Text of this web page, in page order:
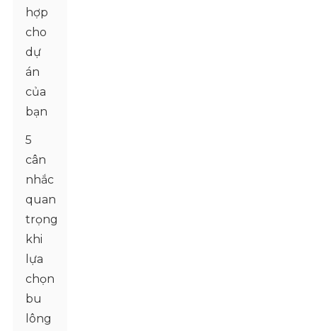
hợp
cho
dự
án
của
bạn
5
cân
nhắc
quan
trọng
khi
lựa
chọn
bu
lông